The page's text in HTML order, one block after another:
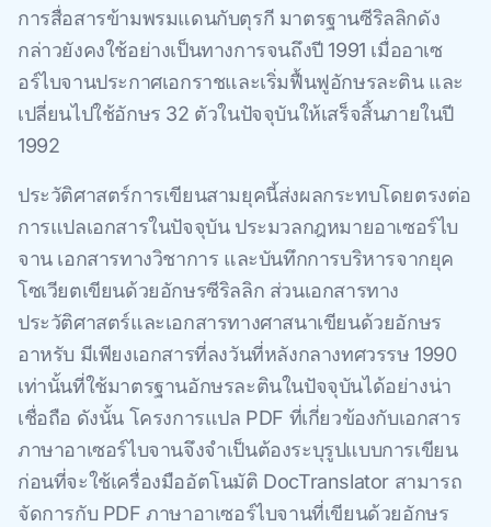
การสื่อสารข้ามพรมแดนกับตุรกี มาตรฐานซีริลลิกดัง
กล่าวยังคงใช้อย่างเป็นทางการจนถึงปี 1991 เมื่ออาเซ
อร์ไบจานประกาศเอกราชและเริ่มฟื้นฟูอักษรละติน และ
เปลี่ยนไปใช้อักษร 32 ตัวในปัจจุบันให้เสร็จสิ้นภายในปี
1992
ประวัติศาสตร์การเขียนสามยุคนี้ส่งผลกระทบโดยตรงต่อ
การแปลเอกสารในปัจจุบัน ประมวลกฎหมายอาเซอร์ไบ
จาน เอกสารทางวิชาการ และบันทึกการบริหารจากยุค
โซเวียตเขียนด้วยอักษรซีริลลิก ส่วนเอกสารทาง
ประวัติศาสตร์และเอกสารทางศาสนาเขียนด้วยอักษร
อาหรับ มีเพียงเอกสารที่ลงวันที่หลังกลางทศวรรษ 1990
เท่านั้นที่ใช้มาตรฐานอักษรละตินในปัจจุบันได้อย่างน่า
เชื่อถือ ดังนั้น โครงการแปล PDF ที่เกี่ยวข้องกับเอกสาร
ภาษาอาเซอร์ไบจานจึงจำเป็นต้องระบุรูปแบบการเขียน
ก่อนที่จะใช้เครื่องมืออัตโนมัติ DocTranslator สามารถ
จัดการกับ PDF ภาษาอาเซอร์ไบจานที่เขียนด้วยอักษร